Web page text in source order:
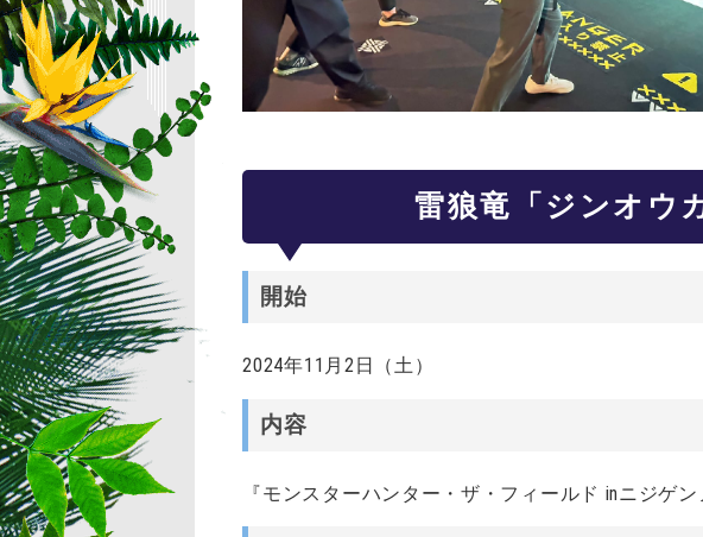
雷狼竜「ジンオウ
開始
2024年11月2日（土）
内容
『モンスターハンター・ザ・フィールド inニジゲ